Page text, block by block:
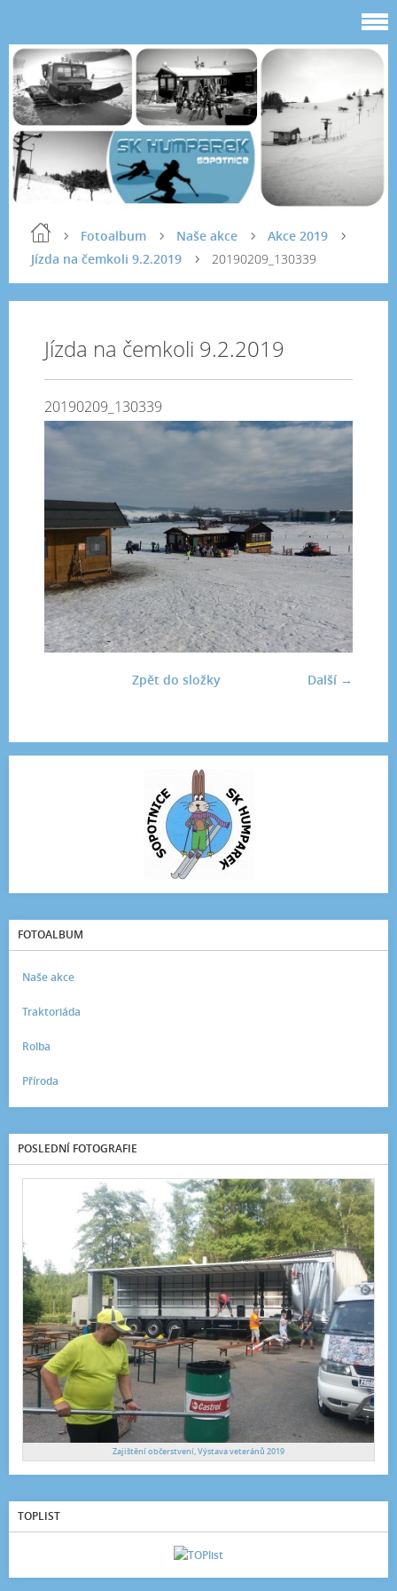
Fotoalbum Naše akce
Akce 2019
Jízda na čemkoli 9.2.2019
20190209_130339
Jízda na čemkoli 9.2.2019
20190209_130339
Další →
Zpět do složky
FOTOALBUM
Naše akce
Traktoriáda
Rolba
Příroda
POSLEDNÍ FOTOGRAFIE
Zajištění občerstvení, Výstava veteránů 2019
TOPLIST